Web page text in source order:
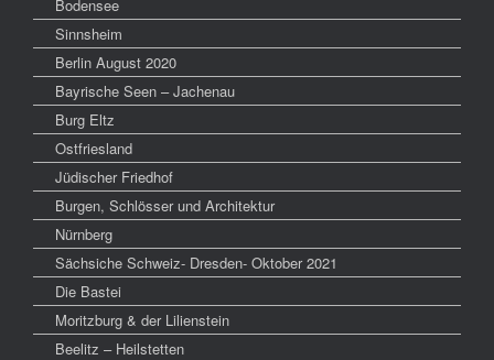
Bodensee
Sinnsheim
Berlin August 2020
Bayrische Seen – Jachenau
Burg Eltz
Ostfriesland
Jüdischer Friedhof
Burgen, Schlösser und Architektur
Nürnberg
Sächsiche Schweiz- Dresden- Oktober 2021
Die Bastei
Moritzburg & der Lilienstein
Beelitz – Heilstetten